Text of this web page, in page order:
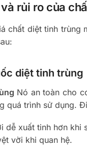
rủi ro của
chất diệt tinh
diệt tinh trùng
Nó an toàn cho
quá trình sử dụng.
dễ xuất tinh hơn
vời khi quan hệ.